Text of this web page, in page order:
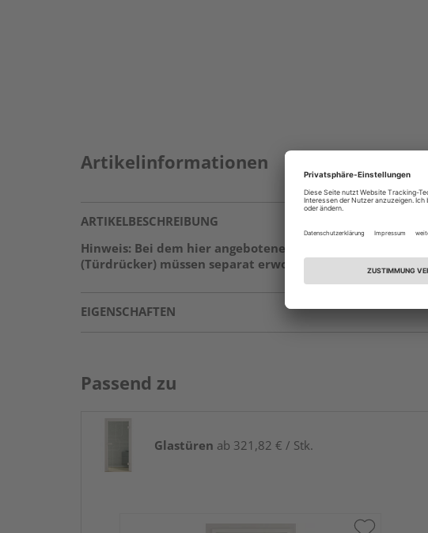
Artikelinformationen
ARTIKELBESCHREIBUNG
Hinweis: Bei dem hier angebotenen Produkt handelt es
(Türdrücker) müssen separat erworben werden, sofern
EIGENSCHAFTEN
Passend zu
Glastüren ab 321,82 € / Stk.